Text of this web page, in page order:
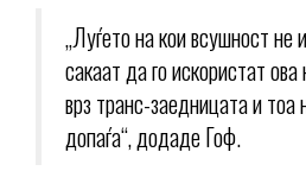
„Луѓето на кои всушност не
сакаат да го искористат
врз транс-заедницата и тоа
допаѓа“, додаде Гоф.